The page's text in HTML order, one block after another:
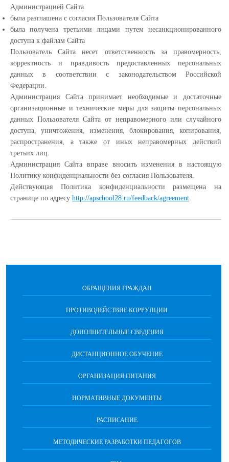
Администрацией Сайта
была разглашена с согласия Пользователя Сайта
была получена третьими лицами путем несанкционированного
доступа к файлам Сайта
Пользователь Сайта несет ответственность за правомерность,
корректность и правдивость предоставленных персональных
данных в соответствии с законодательством Российской
Федерации.
Администрация Сайта принимает необходимые и достаточные
организационные и технические меры для защиты персональных
данных Пользователя Сайта от неправомерного или случайного
доступа, уничтожения, изменения, блокирования, копирования,
распространения, а также от иных неправомерных действий
третьих лиц.
Администрация Сайта вправе вносить изменения в настоящую
Политику конфиденциальности без согласия Пользователя.
Действующая Политика конфиденциальности размещена на
странице по адресу http://apschool28.ru/feedback/agreement.
ОБРАЩЕНИЯ ГРАЖДАН
ПРОТИВОДЕЙСТВИЕ КОРРУПЦИИ
ДОПОЛНИТЕЛЬНЫЕ СВЕДЕНИЯ
ДИСТАНЦИОННОЕ ОБУЧЕНИЕ
ОРГАНИЗАЦИЯ ПИТАНИЯ
НОРМАТИВНЫЕ ДОКУМЕНТЫ
РАСПИСАНИЕ
МЕТОДИЧЕСКИЕ РАЗРАБОТКИ ПЕДАГОГОВ